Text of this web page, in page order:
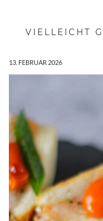
VIELLEICHT
13. FEBRUAR 2026